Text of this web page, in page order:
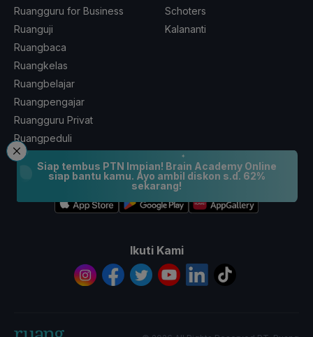
Siap tembus PTN Impian! Brain Academy Online
siap bantu kamu. Ayo ambil diskon s.d. 62%
sekarang!
Ruangguru for Business
Ruanguji
Ruangbaca
Ruangkelas
Ruangbelajar
Ruangpengajar
Ruangguru Privat
Ruangpeduli
Schoters
Kalananti
Coba GRATIS Aplikasi Ruangguru
Ikuti Kami